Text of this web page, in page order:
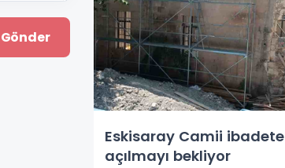
Eskisaray Camii ibadete
açılmayı bekliyor